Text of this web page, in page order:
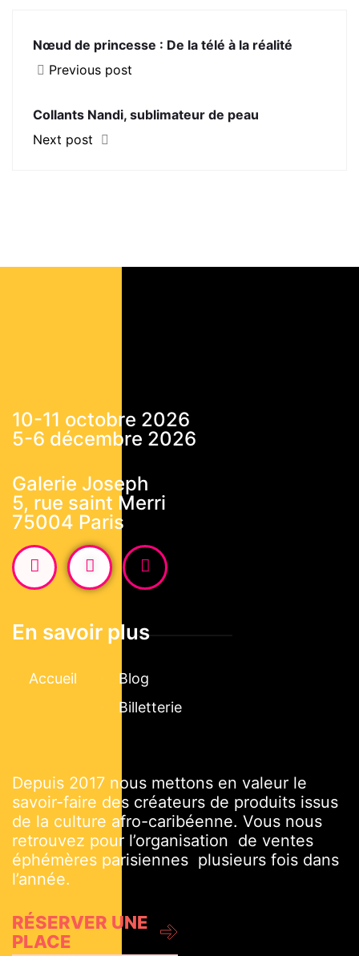
Nœud de princesse : De la télé à la réalité
Previous post
Collants Nandi, sublimateur de peau
Next post
10-11 octobre 2026
5-6 décembre 2026
Galerie Joseph
5, rue saint Merri
75004 Paris
En savoir plus
Accueil
Blog
Billetterie
Depuis 2017 nous mettons en valeur le
savoir-faire des créateurs de produits issus
de la culture afro-caribéenne. Vous nous
retrouvez pour l’organisation de ventes
éphémères parisiennes plusieurs fois dans
l’année.
RÉSERVER UNE
PLACE